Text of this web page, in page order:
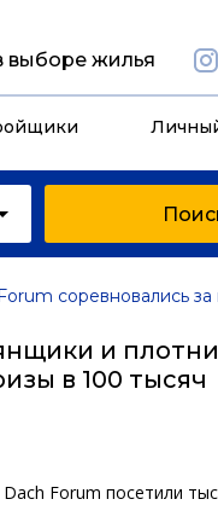
жилья
соревновались за
и
в 100 тысяч
Forum посетили